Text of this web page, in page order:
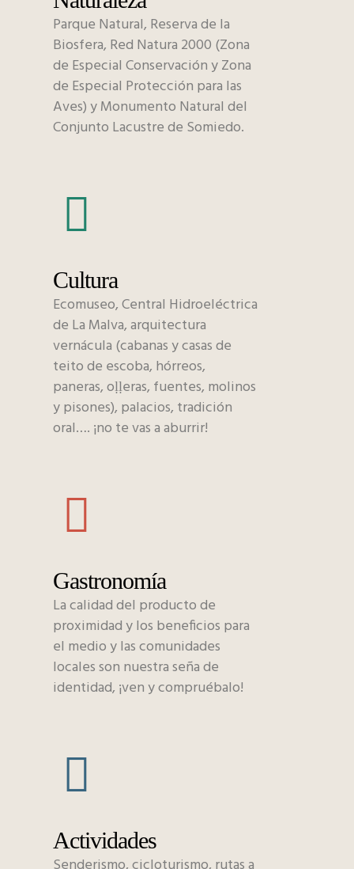
Parque Natural, Reserva de la
Biosfera, Red Natura 2000 (Zona
de Especial Conservación y Zona
de Especial Protección para las
Aves) y Monumento Natural del
Conjunto Lacustre de Somiedo.
Cultura
Ecomuseo, Central Hidroeléctrica
de La Malva, arquitectura
vernácula (cabanas y casas de
teito de escoba, hórreos,
paneras, oḷḷeras, fuentes, molinos
y pisones), palacios, tradición
oral…. ¡no te vas a aburrir!
Gastronomía
La calidad del producto de
proximidad y los beneficios para
el medio y las comunidades
locales son nuestra seña de
identidad, ¡ven y compruébalo!
Actividades